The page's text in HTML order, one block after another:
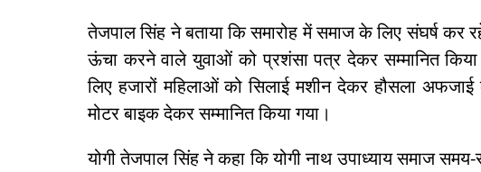
तेजपाल सिंह ने बताया कि समारोह में समाज के लिए संघर्ष कर
ऊंचा करने वाले युवाओं को प्रशंसा पत्र देकर सम्मानित
लिए हजारों महिलाओं को सिलाई मशीन देकर हौसला
मोटर बाइक देकर सम्मानित किया गया।
योगी तेजपाल सिंह ने कहा कि योगी नाथ उपाध्याय समाज